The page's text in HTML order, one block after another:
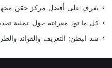
تعرف على أفضل مركز حقن
كل ما تود معرفته حول عملية
شد البطن: التعريف والفوائد